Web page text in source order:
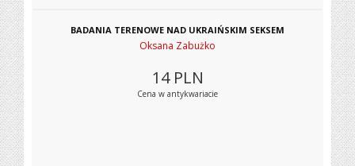
BADANIA TERENOWE NAD UKRAIŃSKIM SEKSEM
Oksana Zabużko
14 PLN
Cena w antykwariacie